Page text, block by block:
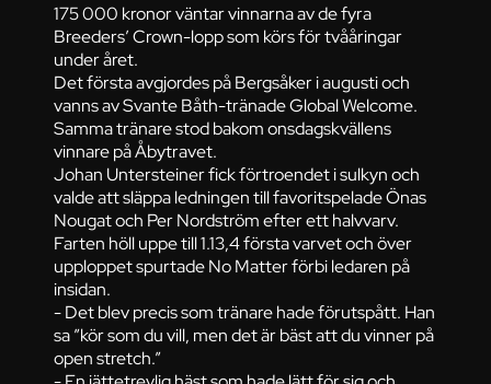
175 000 kronor väntar vinnarna av de fyra
Breeders’ Crown-lopp som körs för tvååringar
under året.
Det första avgjordes på Bergsåker i augusti och
vanns av Svante Båth-tränade Global Welcome.
Samma tränare stod bakom onsdagskvällens
vinnare på Åbytravet.
Johan Untersteiner fick förtroendet i sulkyn och
valde att släppa ledningen till favoritspelade Önas
Nougat och Per Nordström efter ett halvvarv.
Farten höll uppe till 1.13,4 första varvet och över
upploppet spurtade No Matter förbi ledaren på
insidan.
- Det blev precis som tränare hade förutspått. Han
sa ”kör som du vill, men det är bäst att du vinner på
open stretch.”